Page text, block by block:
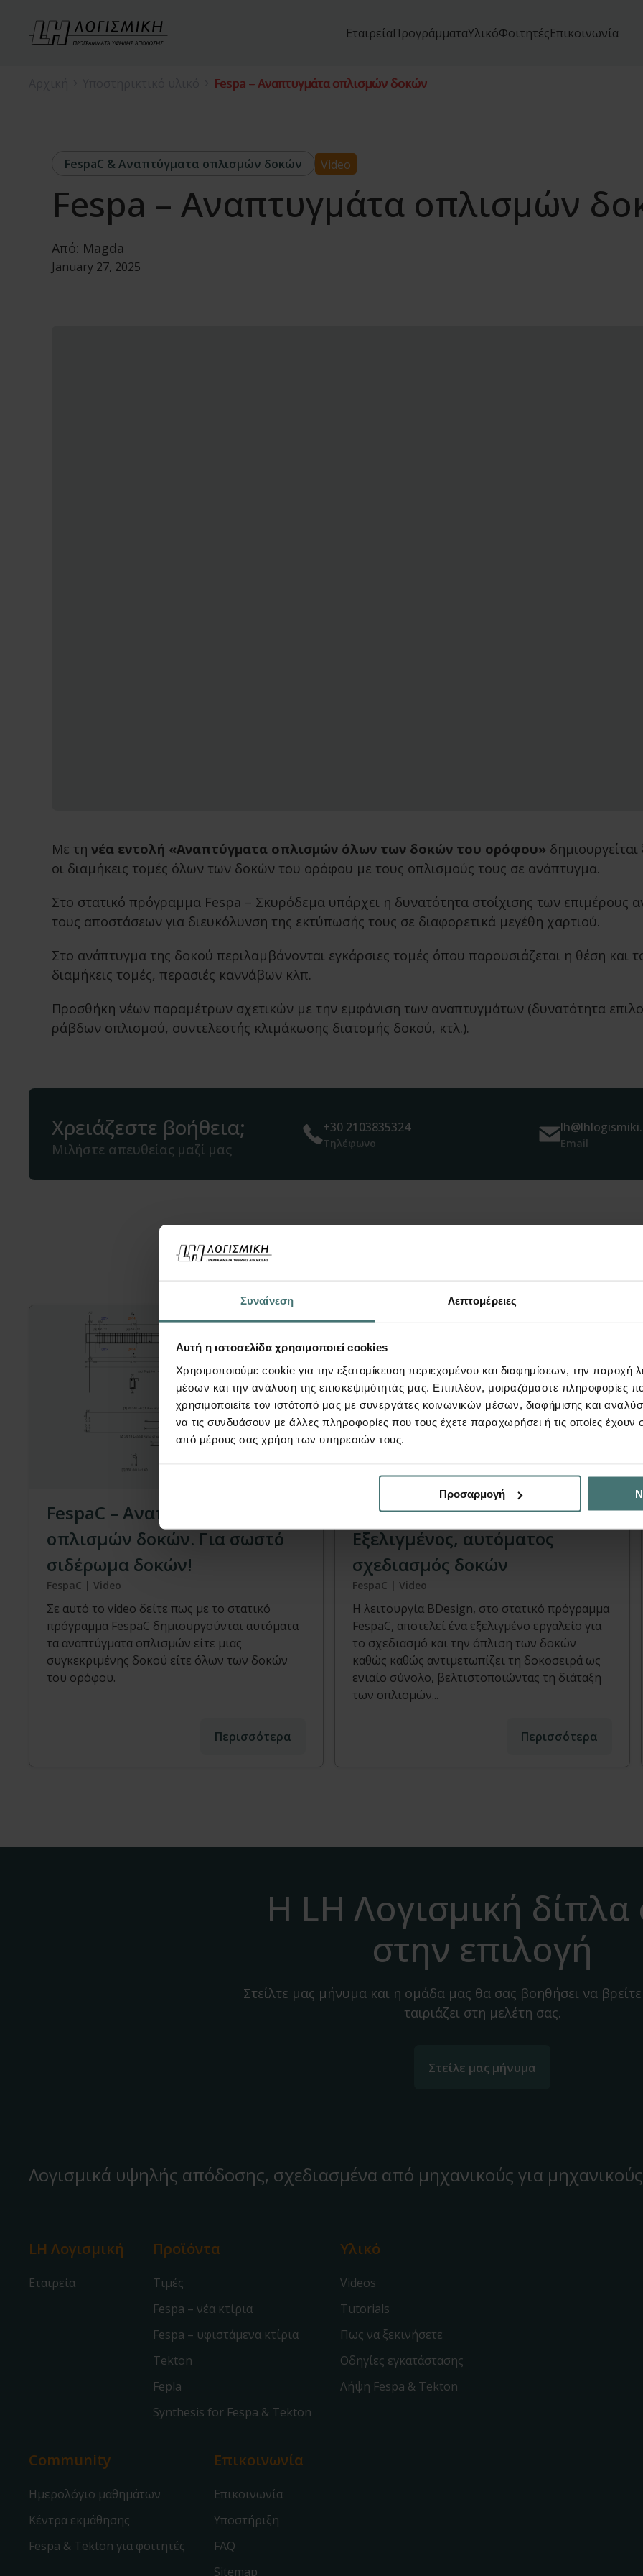
Συναίνεση Λεπτομέρειες
Αυτή η ιστοσελίδα χρησιμοποιεί cookies
Χρησιμοποιούμε cookie για την εξατομίκευση περιεχομένου και διαφημίσεων, την παροχή
μέσων και την ανάλυση της επισκεψιμότητάς μας. Επιπλέον, μοιραζόμαστε πληροφορίες
χρησιμοποιείτε τον ιστότοπό μας με συνεργάτες κοινωνικών μέσων, διαφήμισης και
να τις συνδυάσουν με άλλες πληροφορίες που τους έχετε παραχωρήσει ή τις οποίες έχουν
από μέρους σας χρήση των υπηρεσιών τους.
Προσαρμογή
ΕταιρείαΠρογράμματαΥλικόΦοιτητέςΕπικοινωνία
Fespa – Αναπτυγμάτα οπλισμών δοκών
FespaC & Αναπτύγματα οπλισμών δοκών Video
Fespa – Αναπτυγμάτα οπλισμών
Από: Magda
January 27, 2025
Με τη νέα εντολή «Αναπτύγματα οπλισμών όλων των δοκών του ορόφου»
οι διαμήκεις τομές όλων των δοκών του ορόφου με τους οπλισμούς τους σε ανάπτυγμα.
Στο στατικό πρόγραμμα Fespa – Σκυρόδεμα υπάρχει η δυνατότητα στοίχισης των επιμέρους
τους αποστάσεων για διευκόλυνση της εκτύπωσής τους σε διαφορετικά μεγέθη χαρτιού.
Στο ανάπτυγμα της δοκού περιλαμβάνονται εγκάρσιες τομές όπου παρουσιάζεται η θέση και
διαμήκεις τομές, περασιές καννάβων κλπ.
Προσθήκη νέων παραμέτρων σχετικών με την εμφάνιση των αναπτυγμάτων (δυνατότητα
ράβδων οπλισμού, συντελεστής κλιμάκωσης διατομής δοκού, κτλ.).
Χρειάζεστε βοήθεια;
Μιλήστε απευθείας μαζί μας
+30 2103835324
Τηλέφωνο Email
Μπορεί επίσης να σας
FespaC – Αναπτύγματα
οπλισμών δοκών. Για σωστό
σιδέρωμα δοκών!
FespaC | Video
Σε αυτό το video δείτε πως με το στατικό
πρόγραμμα FespaC δημιουργούνται αυτόματα
τα αναπτύγματα οπλισμών είτε μιας
συγκεκριμένης δοκού είτε όλων των δοκών
του ορόφου.
Περισσότερα
B-Design Interactive |
Eξελιγμένος, αυτόματος
σχεδιασμός δοκών
FespaC | Video
H λειτουργία BDesign, στο στατικό πρόγραμμα
FespaC, αποτελεί ένα εξελιγμένο εργαλείο για
το σχεδιασμό και την όπλιση των δοκών
καθώς καθώς αντιμετωπίζει τη δοκοσειρά ως
ενιαίο σύνολο, βελτιστοποιώντας τη διάταξη
των οπλισμών...
Περισσότερα
Η LH Λογισμική δίπλα
στην επιλογή
Στείλτε μας μήνυμα και η ομάδα μας θα σας βοηθήσει να
ταιριάζει στη μελέτη σας.
Στείλε μας μήνυμα
Λογισμικά υψηλής απόδοσης, σχεδιασμένα από μηχανικούς για
LH Λογισμική
Εταιρεία
Προϊόντα
Τιμές
Fespa – νέα κτίρια
Fespa – υφιστάμενα κτίρια
Tekton
Fepla
Synthesis for Fespa & Tekton
Υλικό
Videos
Tutorials
Πως να ξεκινήσετε
Οδηγίες εγκατάστασης
Λήψη Fespa & Tekton
Community
Ημερολόγιο μαθημάτων
Κέντρα εκμάθησης
Fespa & Tekton για φοιτητές
Επικοινωνία
Επικοινωνία
Υποστήριξη
FAQ
Sitemap